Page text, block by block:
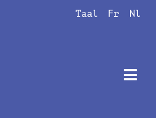
Taal Fr Nl